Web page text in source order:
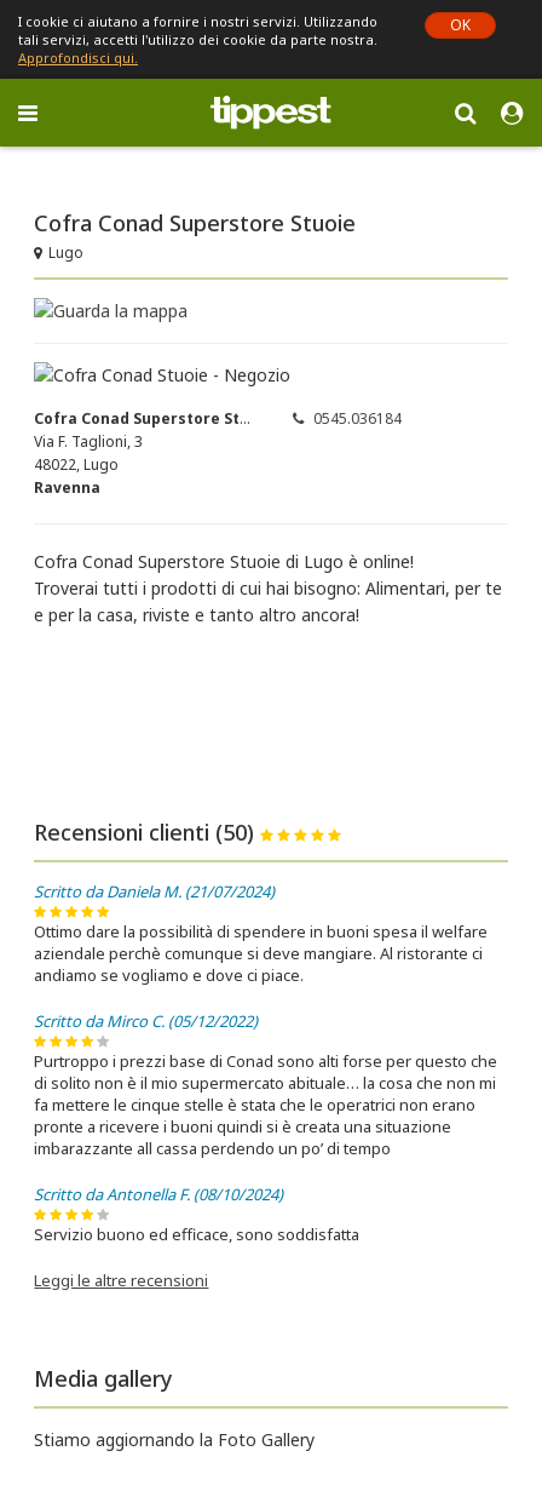
I cookie ci aiutano a fornire i nostri servizi. Utilizzando
tali servizi, accetti l'utilizzo dei cookie da parte nostra.
Approfondisci qui.
OK
Toggle
navigation
Cofra Conad Superstore Stuoie
Lugo
Cofra Conad Superstore Stuoie
Via F. Taglioni, 3
48022, Lugo
Ravenna
0545.036184
Cofra Conad Superstore Stuoie di Lugo è online!
Troverai tutti i prodotti di cui hai bisogno: Alimentari, per te
e per la casa, riviste e tanto altro ancora!
Recensioni clienti (50)
Scritto da Daniela M. (21/07/2024)
Ottimo dare la possibilità di spendere in buoni spesa il welfare
aziendale perchè comunque si deve mangiare. Al ristorante ci
andiamo se vogliamo e dove ci piace.
Scritto da Mirco C. (05/12/2022)
Purtroppo i prezzi base di Conad sono alti forse per questo che
di solito non è il mio supermercato abituale… la cosa che non mi
fa mettere le cinque stelle è stata che le operatrici non erano
pronte a ricevere i buoni quindi si è creata una situazione
imbarazzante all cassa perdendo un po’ di tempo
Scritto da Antonella F. (08/10/2024)
Servizio buono ed efficace, sono soddisfatta
Leggi le altre recensioni
Media gallery
Stiamo aggiornando la Foto Gallery